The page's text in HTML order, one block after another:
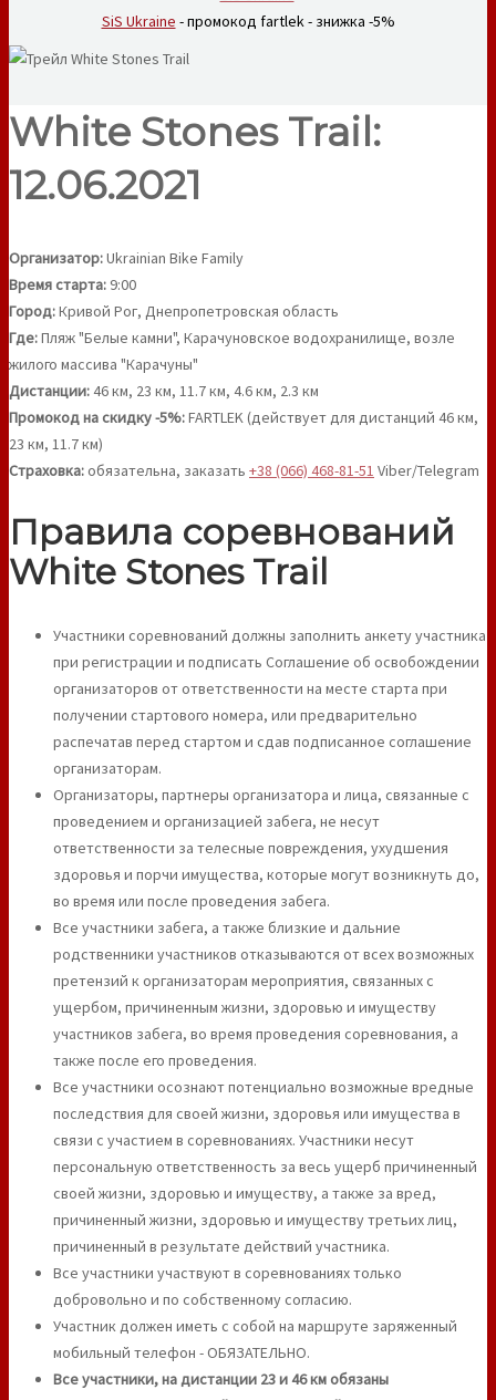
SiS Ukraine - промокод fartlek - знижка -5%
White Stones Trail:
12.06.2021
Организатор:Ukrainian Bike Family
Время старта: 9:00
Город:Кривой Рог, Днепропетровская область
Где:Пляж "Белые камни", Карачуновское водохранилище, возле
жилого массива "Карачуны"
Дистанции:46 км, 23 км, 11.7 км, 4.6 км, 2.3 км
Промокод на скидку -5%:FARTLEK (действует для дистанций 46 км,
23 км, 11.7 км)
Страховка:обязательна, заказать +38 (066) 468-81-51 Viber/Telegram
Правила соревнований
White Stones Trail
Участники соревнований должны заполнить анкету участника
при регистрации и подписать Соглашение об освобождении
организаторов от ответственности на месте старта при
получении стартового номера, или предварительно
распечатав перед стартом и сдав подписанное соглашение
организаторам.
Организаторы, партнеры организатора и лица, связанные с
проведением и организацией забега, не несут
ответственности за телесные повреждения, ухудшения
здоровья и порчи имущества, которые могут возникнуть до,
во время или после проведения забега.
Все участники забега, а также близкие и дальние
родственники участников отказываются от всех возможных
претензий к организаторам мероприятия, связанных с
ущербом, причиненным жизни, здоровью и имуществу
участников забега, во время проведения соревнования, а
также после его проведения.
Все участники осознают потенциально возможные вредные
последствия для своей жизни, здоровья или имущества в
связи с участием в соревнованиях. Участники несут
персональную ответственность за весь ущерб причиненный
своей жизни, здоровью и имуществу, а также за вред,
причиненный жизни, здоровью и имуществу третьих лиц,
причиненный в результате действий участника.
Все участники участвуют в соревнованиях только
добровольно и по собственному согласию.
Участник должен иметь с собой на маршруте заряженный
мобильный телефон - ОБЯЗАТЕЛЬНО.
Все участники, на дистанции 23 и 46 км обязаны